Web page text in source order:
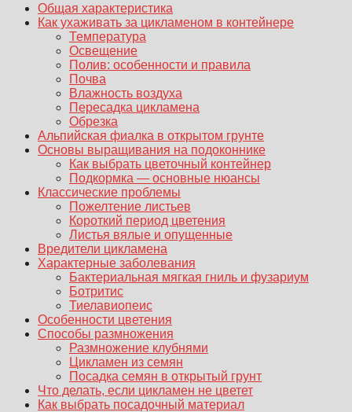
Общая характеристика
Как ухаживать за цикламеном в контейнере
Температура
Освещение
Полив: особенности и правила
Почва
Влажность воздуха
Пересадка цикламена
Обрезка
Альпийская фиалка в открытом грунте
Основы выращивания на подоконнике
Как выбрать цветочный контейнер
Подкормка — основные нюансы
Классические проблемы
Пожелтение листьев
Короткий период цветения
Листья вялые и опущенные
Вредители цикламена
Характерные заболевания
Бактериальная мягкая гниль и фузариум
Ботритис
Тиелавиопеис
Особенности цветения
Способы размножения
Размножение клубнями
Цикламен из семян
Посадка семян в открытый грунт
Что делать, если цикламен не цветет
Как выбрать посадочный материал